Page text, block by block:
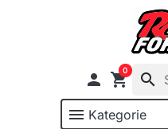
 shopping_cart
0
search
menu Kategorie